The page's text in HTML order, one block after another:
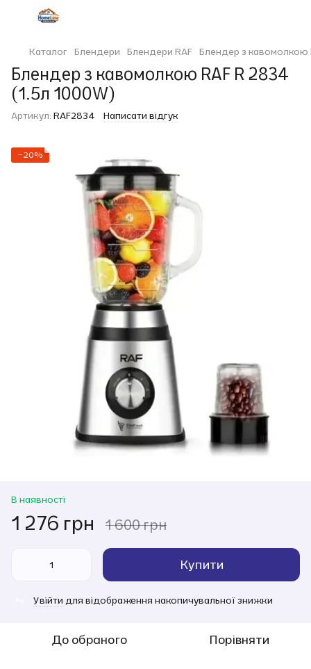
Каталог Блендери Блендери RAF Блендер з кавомолкою
Блендер з кавомолкою RAF R 2834
(1.5л 1000W)
Артикул: RAF2834 Написати відгук
−20%
В наявності
1 276 грн 1 600 грн
Купити
Увійти для відображення накопичувальної знижки
До обраного Порівняти